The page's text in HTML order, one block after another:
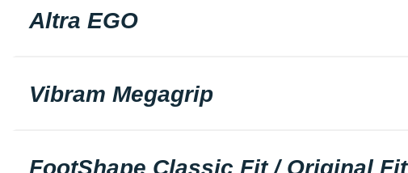
Altra EGO
Vibram Megagrip
FootShape Classic Fit / Original Fit